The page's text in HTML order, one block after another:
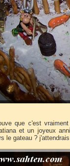
que c'est
et un joyeux
le gateau ?